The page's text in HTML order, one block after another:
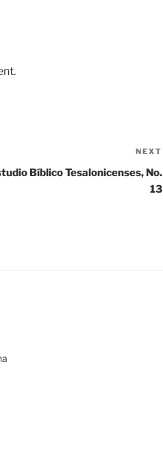
NEXT
Bíblico Tesalonicenses, No.
13